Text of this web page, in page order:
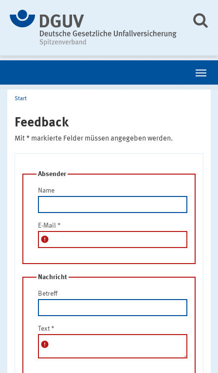
Start
Feedback
Mit * markierte Felder müssen angegeben werden.
Absender
Name
E-Mail *
error
Nachricht
Betreff
Text *
error